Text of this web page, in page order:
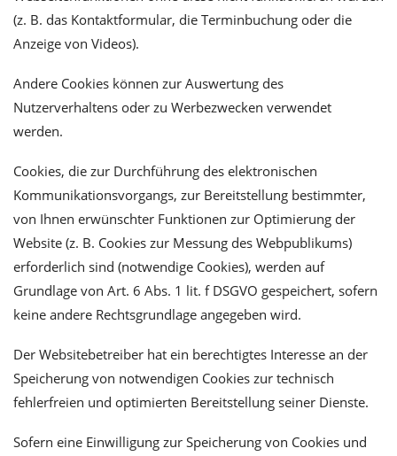
(z. B. das Kontaktformular, die Terminbuchung oder die
Anzeige von Videos).
Andere Cookies können zur Auswertung des
Nutzerverhaltens oder zu Werbezwecken verwendet
werden.
Cookies, die zur Durchführung des elektronischen
Kommunikationsvorgangs, zur Bereitstellung bestimmter,
von Ihnen erwünschter Funktionen zur Optimierung der
Website (z. B. Cookies zur Messung des Webpublikums)
erforderlich sind (notwendige Cookies), werden auf
Grundlage von Art. 6 Abs. 1 lit. f DSGVO gespeichert, sofern
keine andere Rechtsgrundlage angegeben wird.
Der Websitebetreiber hat ein berechtigtes Interesse an der
Speicherung von notwendigen Cookies zur technisch
fehlerfreien und optimierten Bereitstellung seiner Dienste.
Sofern eine Einwilligung zur Speicherung von Cookies und